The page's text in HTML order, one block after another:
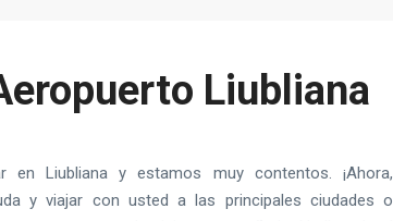
Liubliana
en Liubliana y estamos muy contentos. ¡Ahora,
y viajar con usted a las principales ciudades o